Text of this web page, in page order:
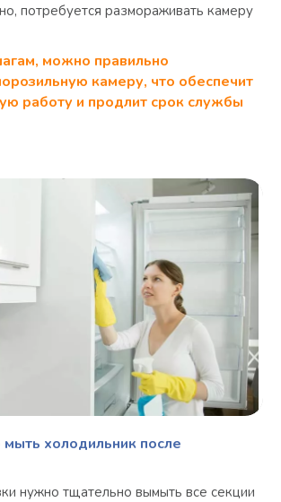
потребуется размораживать камеру
можно правильно
камеру, что обеспечит
работу и продлит срок службы
холодильник после
нужно тщательно вымыть все секции